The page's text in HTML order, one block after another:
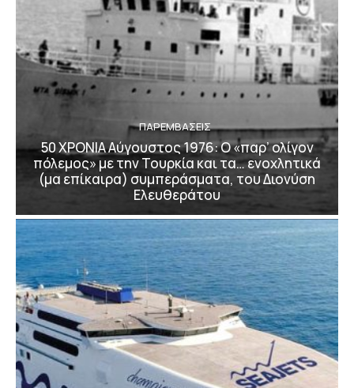
ΠΑΡΕΜΒΑΣΕΙΣ
50 ΧΡΟΝΙΑ Αύγουστος 1976: Ο «παρ’ ολίγον
πόλεμος» με την Τουρκία και τα… ενοχλητικά
(μα επίκαιρα) συμπεράσματα, του Διονύση
Ελευθεράτου